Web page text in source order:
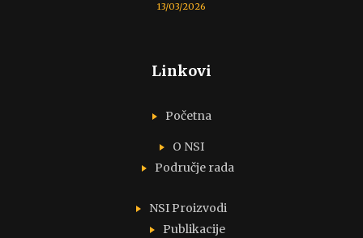
13/03/2026
Linkovi
Početna
O NSI
Područje rada
NSI Proizvodi
Publikacije